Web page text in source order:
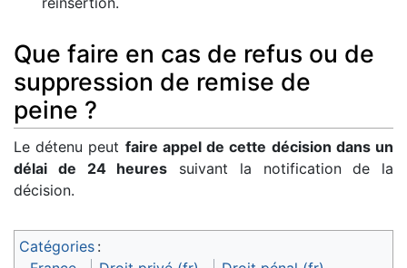
Que faire en cas de refus ou de
suppression de remise de
peine ?
Le détenu peut faire appel de cette décision dans un
délai de 24 heures suivant la notification de la
décision.
Catégories :